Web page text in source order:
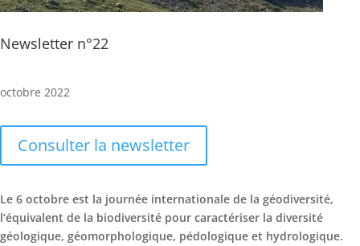
Newsletter n°22
octobre 2022
Consulter la newsletter
Le 6 octobre est la journée internationale de la géodiversité,
l’équivalent de la biodiversité pour caractériser la diversité
géologique, géomorphologique, pédologique et hydrologique.